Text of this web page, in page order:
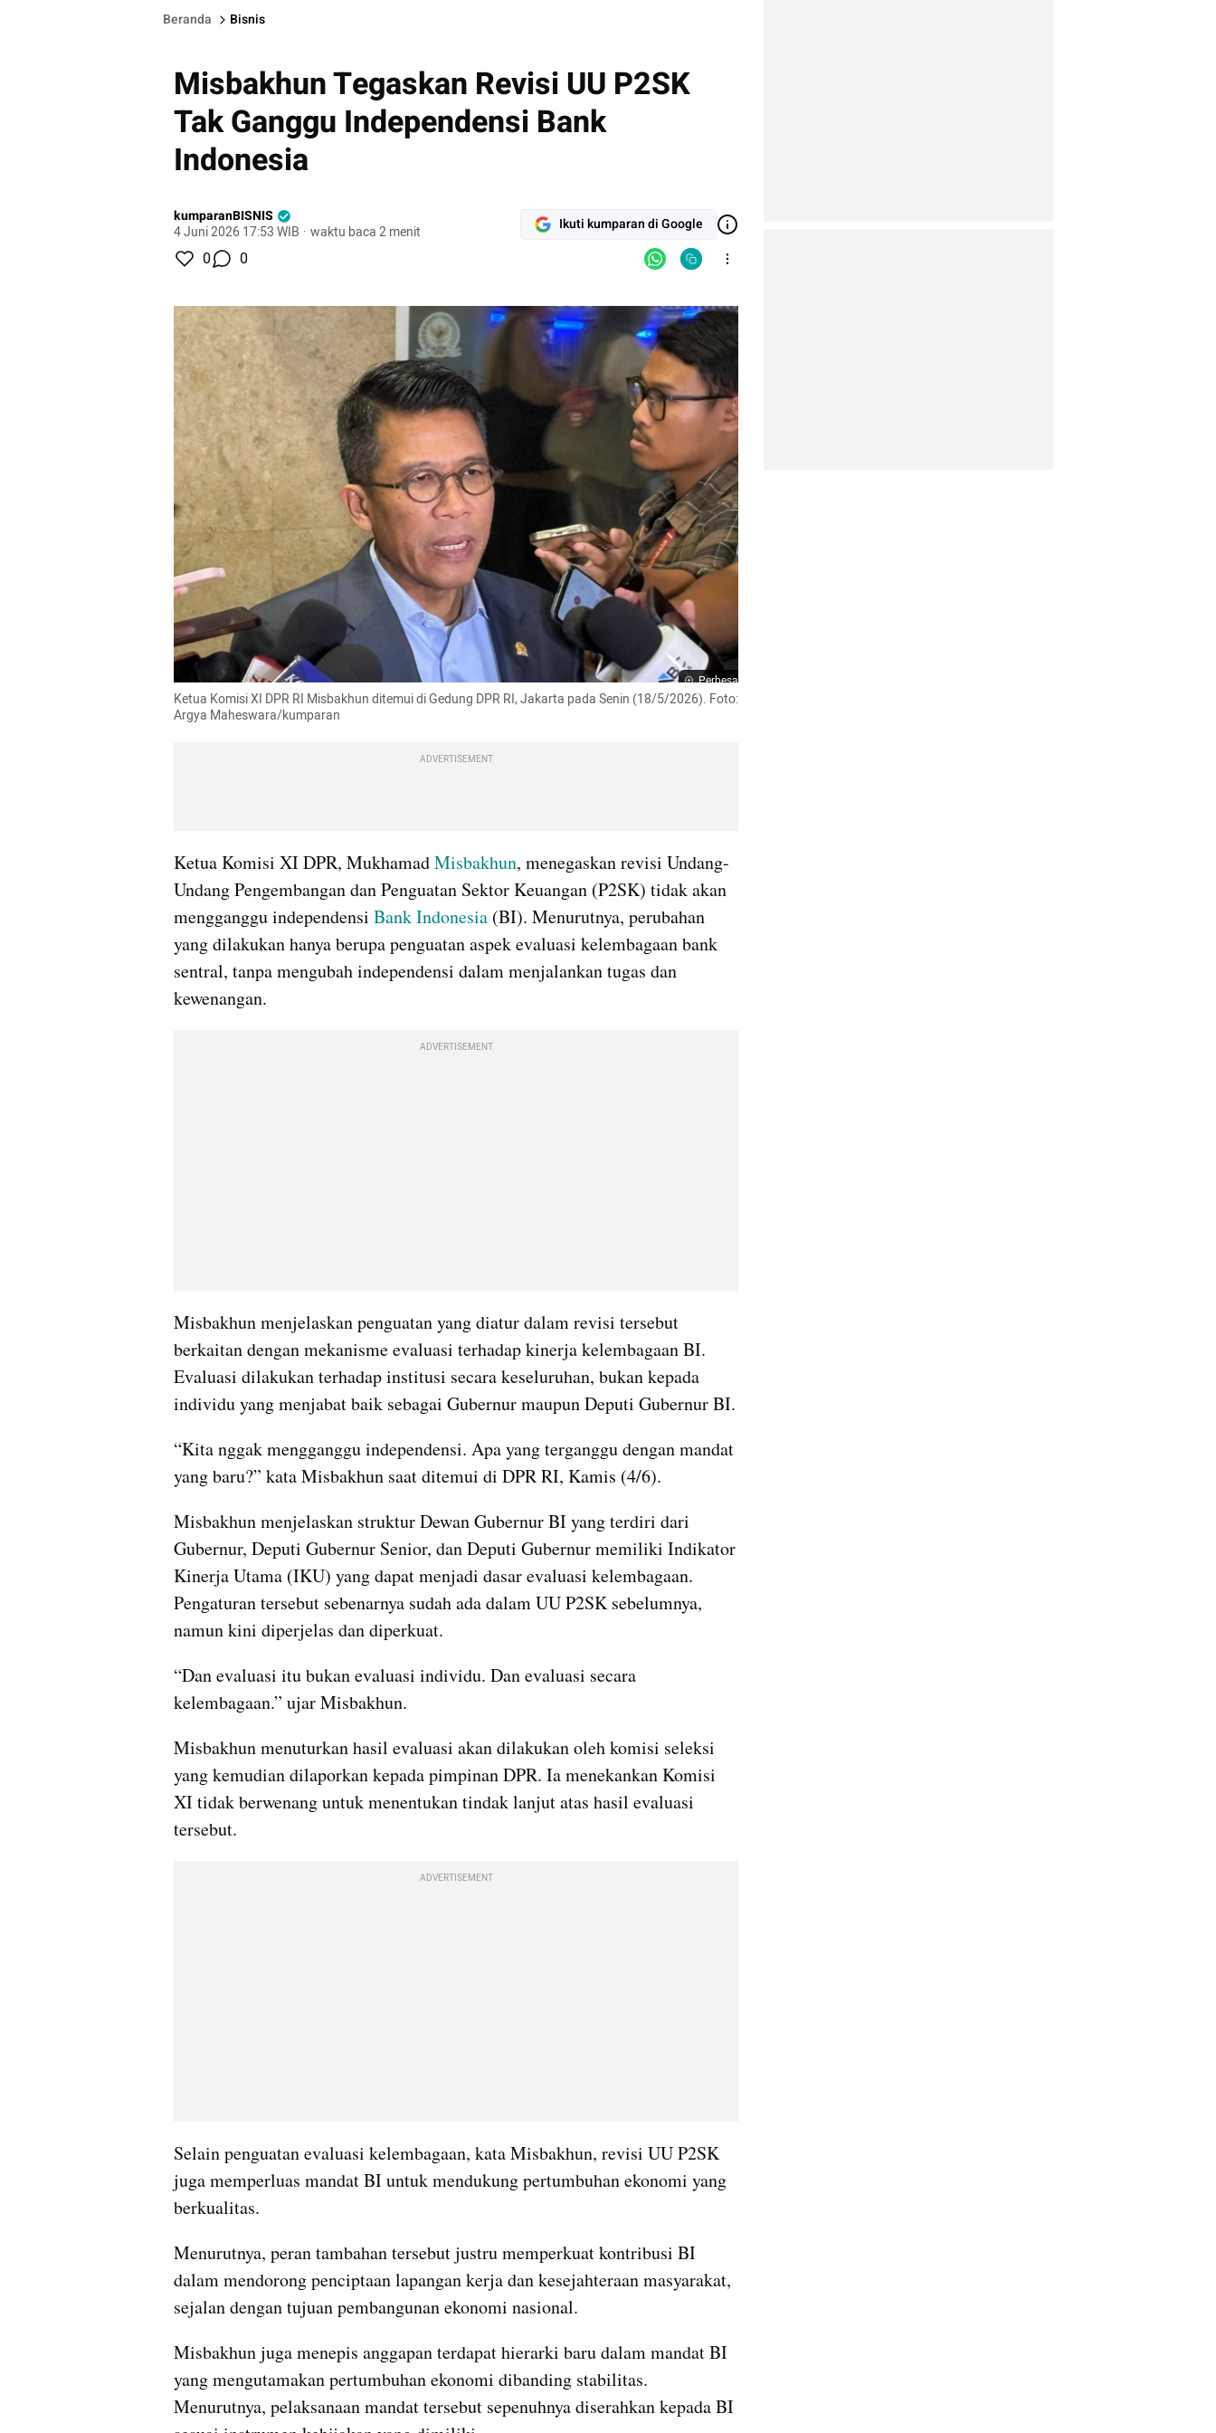
Beranda Bisnis
Misbakhun Tegaskan Revisi UU P2SK
Tak Ganggu Independensi Bank
Indonesia
kumparanBISNIS
4 Juni 2026 17:53 WIB · waktu baca 2 menit Ikuti kumparan di Google
0 0
Perbesar
Ketua Komisi XI DPR RI Misbakhun ditemui di Gedung DPR RI, Jakarta pada Senin (18/5/2026). Foto:
Argya Maheswara/kumparan
ADVERTISEMENT
Ketua Komisi XI DPR, Mukhamad Misbakhun, menegaskan revisi Undang-
Undang Pengembangan dan Penguatan Sektor Keuangan (P2SK) tidak akan
mengganggu independensi Bank Indonesia (BI). Menurutnya, perubahan
yang dilakukan hanya berupa penguatan aspek evaluasi kelembagaan bank
sentral, tanpa mengubah independensi dalam menjalankan tugas dan
kewenangan.
ADVERTISEMENT
Misbakhun menjelaskan penguatan yang diatur dalam revisi tersebut
berkaitan dengan mekanisme evaluasi terhadap kinerja kelembagaan BI.
Evaluasi dilakukan terhadap institusi secara keseluruhan, bukan kepada
individu yang menjabat baik sebagai Gubernur maupun Deputi Gubernur BI.
“Kita nggak mengganggu independensi. Apa yang terganggu dengan mandat
yang baru?” kata Misbakhun saat ditemui di DPR RI, Kamis (4/6).
Misbakhun menjelaskan struktur Dewan Gubernur BI yang terdiri dari
Gubernur, Deputi Gubernur Senior, dan Deputi Gubernur memiliki Indikator
Kinerja Utama (IKU) yang dapat menjadi dasar evaluasi kelembagaan.
Pengaturan tersebut sebenarnya sudah ada dalam UU P2SK sebelumnya,
namun kini diperjelas dan diperkuat.
“Dan evaluasi itu bukan evaluasi individu. Dan evaluasi secara
kelembagaan.” ujar Misbakhun.
Misbakhun menuturkan hasil evaluasi akan dilakukan oleh komisi seleksi
yang kemudian dilaporkan kepada pimpinan DPR. Ia menekankan Komisi
XI tidak berwenang untuk menentukan tindak lanjut atas hasil evaluasi
tersebut.
ADVERTISEMENT
Selain penguatan evaluasi kelembagaan, kata Misbakhun, revisi UU P2SK
juga memperluas mandat BI untuk mendukung pertumbuhan ekonomi yang
berkualitas.
Menurutnya, peran tambahan tersebut justru memperkuat kontribusi BI
dalam mendorong penciptaan lapangan kerja dan kesejahteraan masyarakat,
sejalan dengan tujuan pembangunan ekonomi nasional.
Misbakhun juga menepis anggapan terdapat hierarki baru dalam mandat BI
yang mengutamakan pertumbuhan ekonomi dibanding stabilitas.
Menurutnya, pelaksanaan mandat tersebut sepenuhnya diserahkan kepada BI